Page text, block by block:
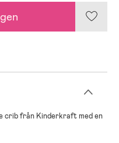
crib från Kinderkraft med en